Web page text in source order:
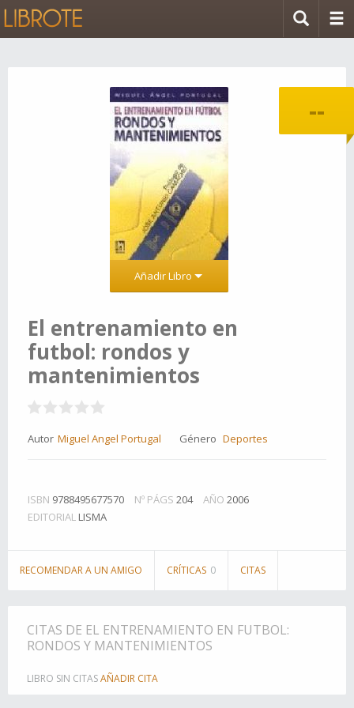
--
Añadir Libro
El entrenamiento en
futbol: rondos y
mantenimientos
Autor Miguel Angel Portugal Género Deportes
ISBN 9788495677570 Nº PÁGS 204 AÑO 2006
EDITORIAL LISMA
RECOMENDAR A UN AMIGO CRÍTICAS 0 CITAS
CITAS DE EL ENTRENAMIENTO EN FUTBOL:
RONDOS Y MANTENIMIENTOS
LIBRO SIN CITASAÑADIR CITA